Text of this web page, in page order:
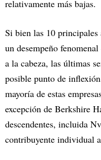
relativamente más bajas.
Si bien las 10
un desempeño
a la cabeza, las últimas
posible punto de
mayoría de estas
excepción de Berkshire
descendentes, incluida
contribuyente individual